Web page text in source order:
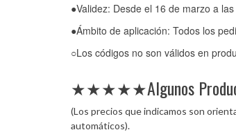
●Validez: Desde el 16 de marzo a
●Ámbito de aplicación: Todos los
○Los códigos no son válidos en
★★★★★Algunos
(Los precios que indicamos son
automáticos).